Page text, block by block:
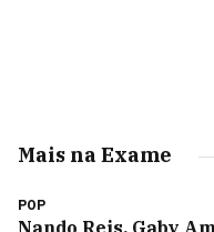
Mais na Exame
POP
Nando Reis, Gaby